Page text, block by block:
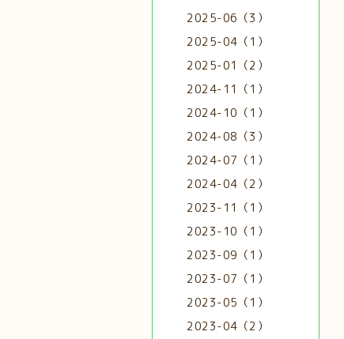
2025-06（3）
2025-04（1）
2025-01（2）
2024-11（1）
2024-10（1）
2024-08（3）
2024-07（1）
2024-04（2）
2023-11（1）
2023-10（1）
2023-09（1）
2023-07（1）
2023-05（1）
2023-04（2）